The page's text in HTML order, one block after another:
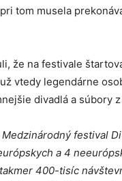
tom musela
že na festivale
vtedy legendárne
divadlá a súbory
festival
a 4
400-tisíc